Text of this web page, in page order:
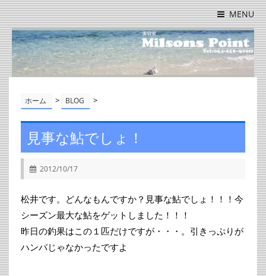
MENU
ホーム > BLOG >
見事な鮎でしょ！
2012/10/17
松井です。どんなもんですか？見事な鮎でしょ！！！今
シーズン最大な鮎をゲットしました！！！
昨日の釣果はこの１匹だけですが・・・。引きっぷりが
ハンパじゃなかったですよ